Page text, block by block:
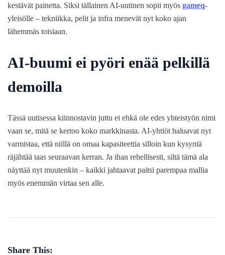
kestävät painetta. Siksi tällainen AI-uutinen sopii myös gameq-
yleisölle – tekniikka, pelit ja infra menevät nyt koko ajan
lähemmäs toisiaan.
AI-buumi ei pyöri enää pelkillä
demoilla
Tässä uutisessa kiinnostavin juttu ei ehkä ole edes yhteistyön nimi
vaan se, mitä se kertoo koko markkinasta. AI-yhtiöt haluavat nyt
varmistaa, että niillä on omaa kapasiteettia silloin kun kysyntä
räjähtää taas seuraavan kerran. Ja ihan rehellisesti, siltä tämä ala
näyttää nyt muutenkin – kaikki jahtaavat paitsi parempaa mallia
myös enemmän virtaa sen alle.
Share This: